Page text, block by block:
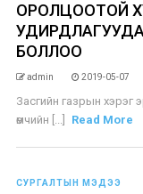
ОРОЛЦООТОЙ
БОЛЛОО
admin 2019-05-07
Засгийн газрын хэрэг
өмчийн [...]
Read More
СУРГАЛТЫН МЭДЭЭ